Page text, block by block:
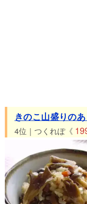
きのこ山盛りの
4位｜つくれぽ《